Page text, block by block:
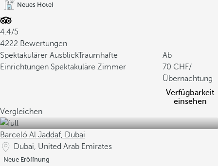
Neues Hotel
4.4/5
4222 Bewertungen
Spektakulärer AusblickTraumhafte
Einrichtungen Spektakuläre Zimmer
Ab
70
/
Übernachtung
Verfügbarkeit
einsehen
Vergleichen
Barceló Al Jaddaf, Dubai
Dubai, United Arab Emirates
Neue Eröffnung